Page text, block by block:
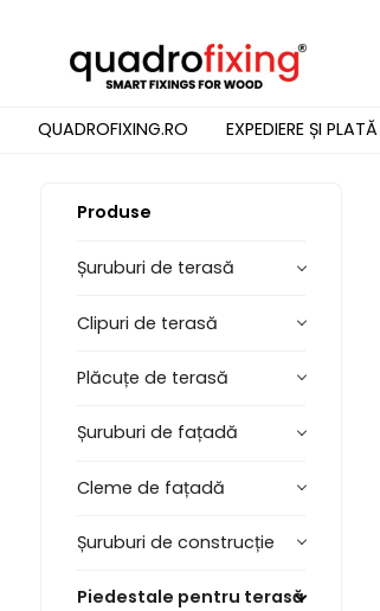
QUADROFIXING.RO EXPEDIERE ȘI PLATĂ
Produse
Șuruburi de terasă
Clipuri de terasă
Plăcuțe de terasă
Șuruburi de fațadă
Cleme de fațadă
Șuruburi de construcție
Piedestale pentru terasă